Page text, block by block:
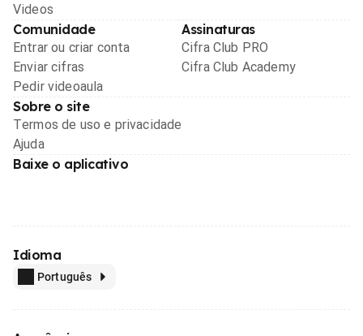
Videos
Comunidade
Entrar ou criar conta
Enviar cifras
Pedir videoaula
Assinaturas
Cifra Club PRO
Cifra Club Academy
Sobre o site
Termos de uso e privacidade
Ajuda
Baixe o aplicativo
Idioma
Português